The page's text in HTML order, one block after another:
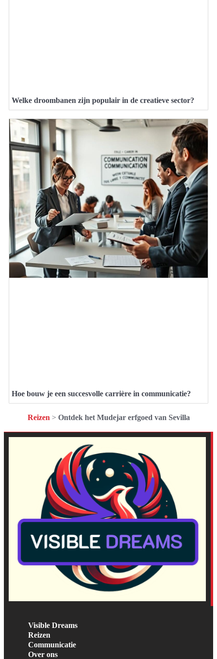
Welke droombanen zijn populair in de creatieve sector?
Hoe bouw je een succesvolle carrière in communicatie?
Reizen > Ontdek het Mudejar erfgoed van Sevilla
Visible Dreams
Reizen
Communicatie
Over ons